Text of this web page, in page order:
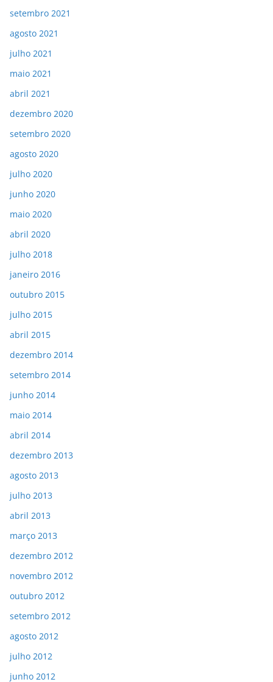
setembro 2021
agosto 2021
julho 2021
maio 2021
abril 2021
dezembro 2020
setembro 2020
agosto 2020
julho 2020
junho 2020
maio 2020
abril 2020
julho 2018
janeiro 2016
outubro 2015
julho 2015
abril 2015
dezembro 2014
setembro 2014
junho 2014
maio 2014
abril 2014
dezembro 2013
agosto 2013
julho 2013
abril 2013
março 2013
dezembro 2012
novembro 2012
outubro 2012
setembro 2012
agosto 2012
julho 2012
junho 2012